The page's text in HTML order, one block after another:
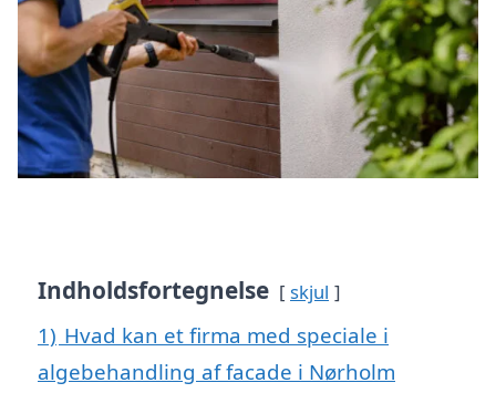
Indholdsfortegnelse skjul
1) Hvad kan et firma med speciale i
algebehandling af facade i Nørholm